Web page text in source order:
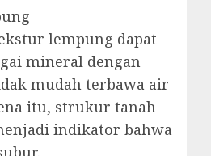
lempung dapat
mineral dengan
mudah terbawa air
itu, strukur tanah
indikator bahwa